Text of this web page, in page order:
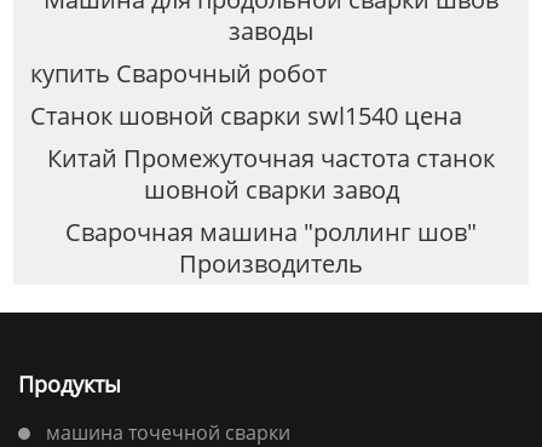
заводы
купить Сварочный робот
Станок шовной сварки swl1540 цена
Китай Промежуточная частота станок
шовной сварки завод
Сварочная машина "роллинг шов"
Производитель
Продукты
машина точечной сварки